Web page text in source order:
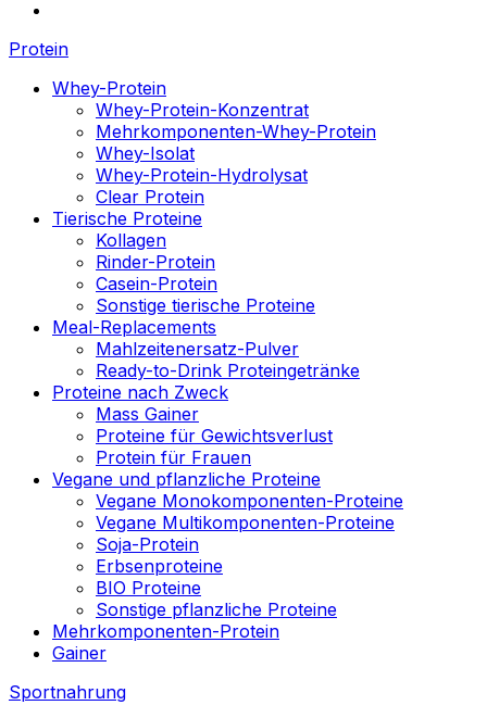
Protein
Whey-Protein
Whey-Protein-Konzentrat
Mehrkomponenten-Whey-Protein
Whey-Isolat
Whey-Protein-Hydrolysat
Clear Protein
Tierische Proteine
Kollagen
Rinder-Protein
Casein-Protein
Sonstige tierische Proteine
Meal-Replacements
Mahlzeitenersatz-Pulver
Ready-to-Drink Proteingetränke
Proteine nach Zweck
Mass Gainer
Proteine für Gewichtsverlust
Protein für Frauen
Vegane und pflanzliche Proteine
Vegane Monokomponenten-Proteine
Vegane Multikomponenten-Proteine
Soja-Protein
Erbsenproteine
BIO Proteine
Sonstige pflanzliche Proteine
Mehrkomponenten-Protein
Gainer
Sportnahrung